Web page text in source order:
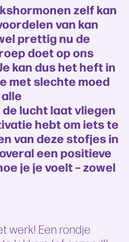
zelf kan
van kan
prettig nu de
doet op ons
kan dus het heft in
met slechte moed
lucht laat vliegen
hebt om iets te
van deze stofjes in
een positieve
je je voelt – zowel
werk! Een rondje